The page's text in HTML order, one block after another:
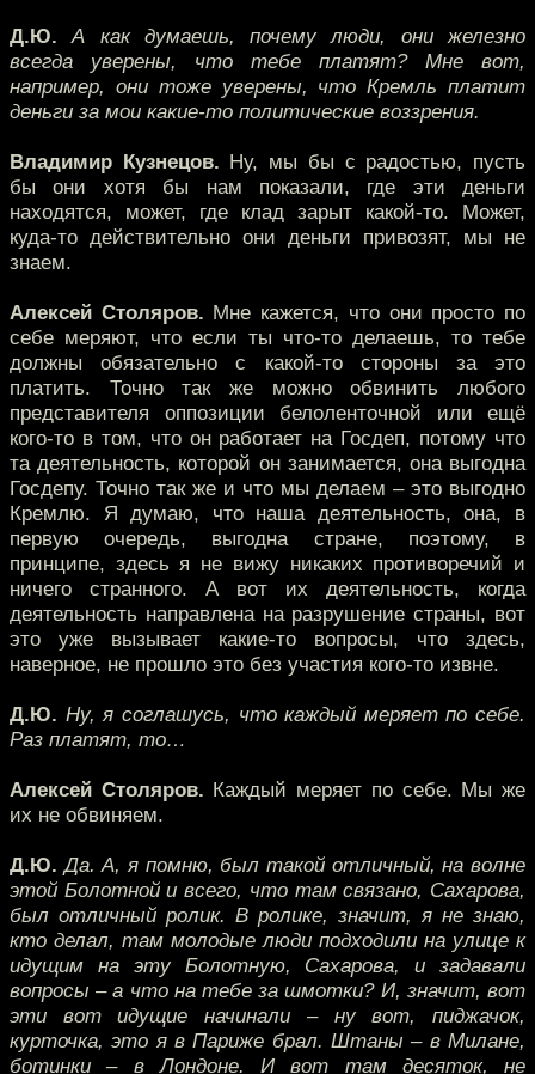
Д.Ю. А как думаешь, почему люди, они железно
всегда уверены, что тебе платят? Мне вот,
например, они тоже уверены, что Кремль платит
деньги за мои какие-то политические воззрения.
Владимир Кузнецов. Ну, мы бы с радостью, пусть
бы они хотя бы нам показали, где эти деньги
находятся, может, где клад зарыт какой-то. Может,
куда-то действительно они деньги привозят, мы не
знаем.
Алексей Столяров. Мне кажется, что они просто по
себе меряют, что если ты что-то делаешь, то тебе
должны обязательно с какой-то стороны за это
платить. Точно так же можно обвинить любого
представителя оппозиции белоленточной или ещё
кого-то в том, что он работает на Госдеп, потому что
та деятельность, которой он занимается, она выгодна
Госдепу. Точно так же и что мы делаем – это выгодно
Кремлю. Я думаю, что наша деятельность, она, в
первую очередь, выгодна стране, поэтому, в
принципе, здесь я не вижу никаких противоречий и
ничего странного. А вот их деятельность, когда
деятельность направлена на разрушение страны, вот
это уже вызывает какие-то вопросы, что здесь,
наверное, не прошло это без участия кого-то извне.
Д.Ю. Ну, я соглашусь, что каждый меряет по себе.
Раз платят, то…
Алексей Столяров. Каждый меряет по себе. Мы же
их не обвиняем.
Д.Ю. Да. А, я помню, был такой отличный, на волне
этой Болотной и всего, что там связано, Сахарова,
был отличный ролик. В ролике, значит, я не знаю,
кто делал, там молодые люди подходили на улице к
идущим на эту Болотную, Сахарова, и задавали
вопросы – а что на тебе за шмотки? И, значит, вот
эти вот идущие начинали – ну вот, пиджачок,
курточка, это я в Париже брал. Штаны – в Милане,
ботинки – в Лондоне. И вот там десяток, не